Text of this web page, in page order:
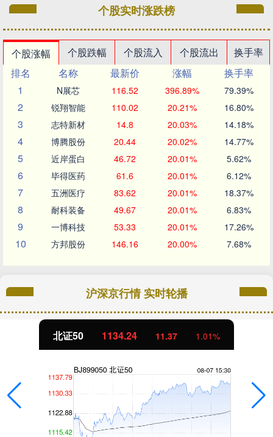
个股实时涨跌榜
个股涨幅 个股跌幅 个股流入 个股流出
换手率
排名
名称 最新价 涨幅
换手率
1
N展芯 116.52 396.89% 79.39%
2 锐翔智能 110.02 20.21% 16.80%
3 志特新材 14.8 20.03% 14.18%
4 博腾股份 20.44 20.02% 14.77%
5 近岸蛋白 46.72 20.01% 5.62%
6 毕得医药 61.6 20.01% 6.12%
7 五洲医疗 83.62 20.01% 18.37%
8 耐科装备 49.67 20.01% 6.83%
9 一博科技 53.33 20.01% 17.26%
10 方邦股份 146.16 20.00% 7.68%
沪深京行情 实时轮播
北证50 1134.24 11.37 1.01%